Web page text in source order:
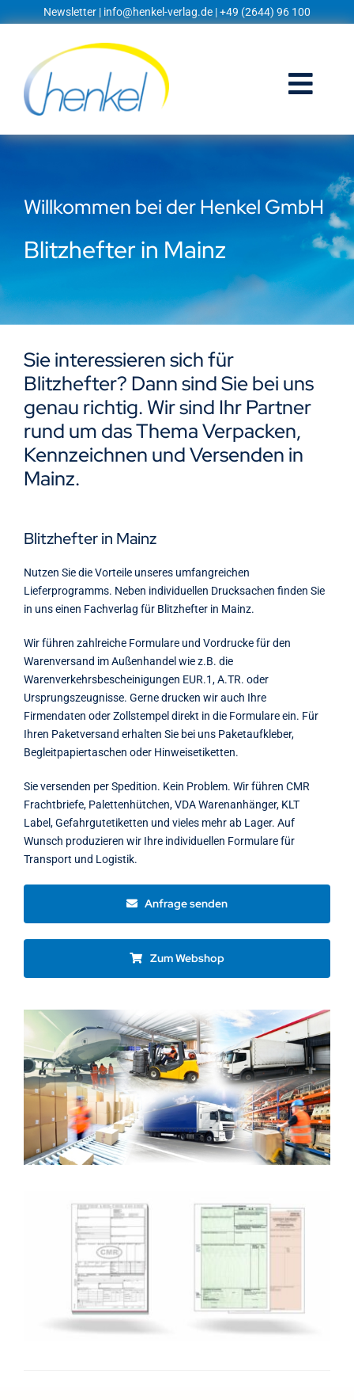
Inhalt
Newsletter | info@henkel-verlag.de | +49 (2644) 96 100
Startseite
Techniklexikon
Kontakt
Willkommen bei der Henkel GmbH
Blitzhefter in Mainz
Sie interessieren sich für
Blitzhefter? Dann sind Sie bei uns
genau richtig. Wir sind Ihr Partner
rund um das Thema Verpacken,
Kennzeichnen und Versenden in
Mainz.
Blitzhefter in Mainz
Nutzen Sie die Vorteile unseres umfangreichen
Lieferprogramms. Neben individuellen Drucksachen finden Sie
in uns einen Fachverlag für Blitzhefter in Mainz.
Wir führen zahlreiche Formulare und Vordrucke für den
Warenversand im Außenhandel wie z.B. die
Warenverkehrsbescheinigungen EUR.1, A.TR. oder
Ursprungszeugnisse. Gerne drucken wir auch Ihre
Firmendaten oder Zollstempel direkt in die Formulare ein. Für
Ihren Paketversand erhalten Sie bei uns Paketaufkleber,
Begleitpapiertaschen oder Hinweisetiketten.
Sie versenden per Spedition. Kein Problem. Wir führen CMR
Frachtbriefe, Palettenhütchen, VDA Warenanhänger, KLT
Label, Gefahrgutetiketten und vieles mehr ab Lager. Auf
Wunsch produzieren wir Ihre individuellen Formulare für
Transport und Logistik.
Anfrage senden
Zum Webshop